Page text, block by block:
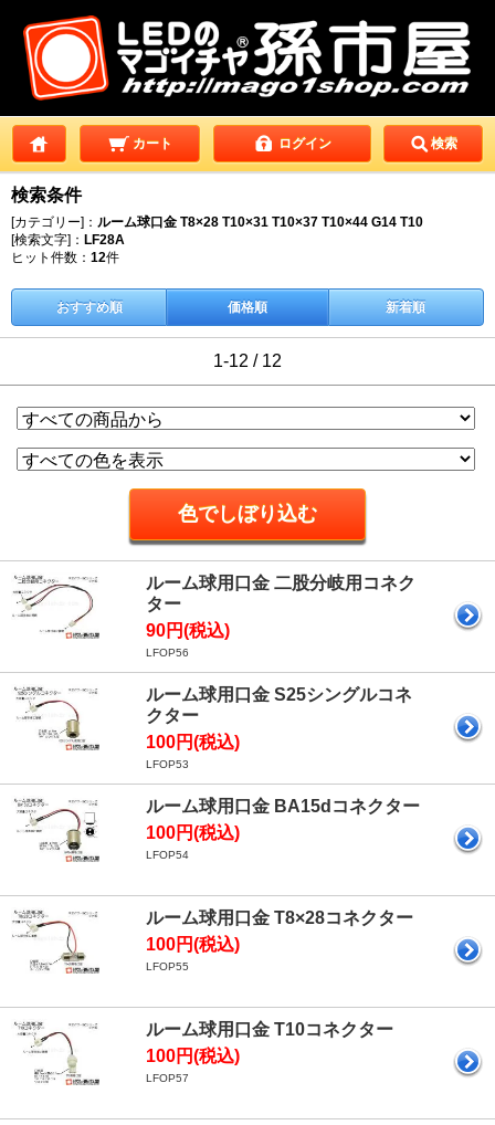
カート ログイン 検索
検索条件
[カテゴリー]： ルーム球口金 T8×28 T10×31 T10×37 T10×44 G14 T10
[検索文字]： LF28A
ヒット件数： 12件
おすすめ順 価格順 新着順
1-12 / 12
ルーム球用口金 二股分岐用コネク
ター
90円(税込)
LFOP56
ルーム球用口金 S25シングルコネ
クター
100円(税込)
LFOP53
ルーム球用口金 BA15dコネクター
100円(税込)
LFOP54
ルーム球用口金 T8×28コネクター
100円(税込)
LFOP55
ルーム球用口金 T10コネクター
100円(税込)
LFOP57